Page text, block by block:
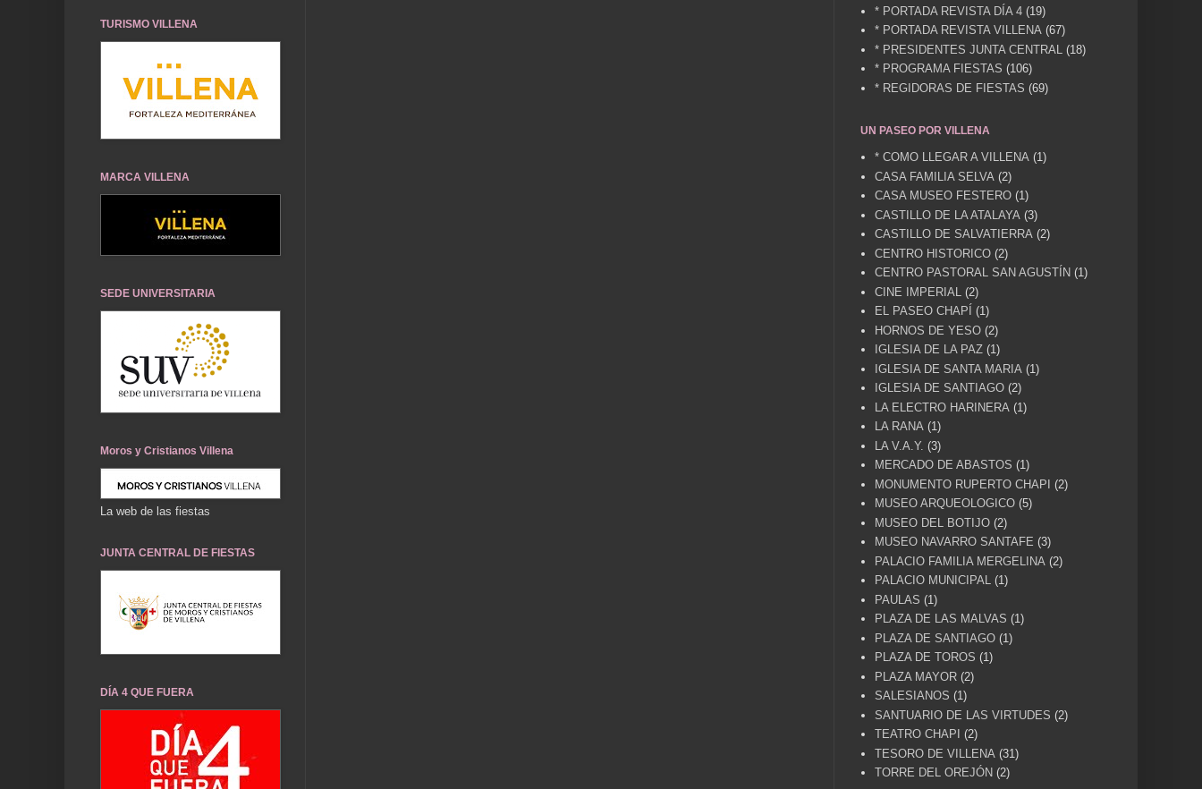
TURISMO VILLENA
MARCA VILLENA
SEDE UNIVERSITARIA
Moros y Cristianos Villena
La web de las fiestas
JUNTA CENTRAL DE FIESTAS
DÍA 4 QUE FUERA
* PORTADA REVISTA DÍA 4 (19)
* PORTADA REVISTA VILLENA (67)
* PRESIDENTES JUNTA CENTRAL
(18)
* PROGRAMA FIESTAS (106)
* REGIDORAS DE FIESTAS (69)
UN PASEO POR VILLENA
* COMO LLEGAR A VILLENA (1)
CASA FAMILIA SELVA (2)
CASA MUSEO FESTERO (1)
CASTILLO DE LA ATALAYA (3)
CASTILLO DE SALVATIERRA (2)
CENTRO HISTORICO (2)
CENTRO PASTORAL SAN AGUSTÍN (1)
CINE IMPERIAL
(2)
EL PASEO CHAPÍ
(1)
HORNOS DE YESO (2)
IGLESIA DE LA PAZ (1)
IGLESIA DE SANTA MARIA (1)
IGLESIA DE SANTIAGO (2)
LA ELECTRO HARINERA (1)
LA RANA (1)
LA V.A.Y. (3)
MERCADO DE ABASTOS (1)
MONUMENTO RUPERTO CHAPI
(2)
MUSEO ARQUEOLOGICO (5)
MUSEO DEL BOTIJO (2)
MUSEO NAVARRO SANTAFE (3)
PALACIO FAMILIA MERGELINA (2)
PALACIO MUNICIPAL (1)
PAULAS (1)
PLAZA DE LAS MALVAS (1)
PLAZA DE SANTIAGO (1)
PLAZA DE TOROS (1)
PLAZA MAYOR (2)
SALESIANOS (1)
SANTUARIO DE LAS VIRTUDES (2)
TEATRO CHAPI
(2)
TESORO DE VILLENA (31)
TORRE DEL OREJÓN (2)